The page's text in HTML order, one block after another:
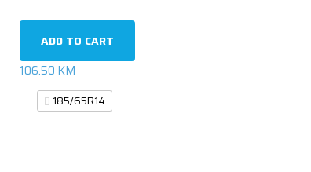
ADD TO CART
106.50 KM
185/65R14